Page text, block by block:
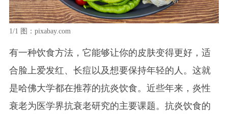
1/1 图：pixabay.com
有一种饮食方法，它能够让你的皮肤变得更好，适
合脸上爱发红、长痘以及想要保持年轻的人。这就
是哈佛大学都在推荐的抗炎饮食。近些年来，炎性
衰老为医学界抗衰老研究的主要课题。抗炎饮食的